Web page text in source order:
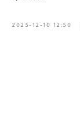
2025-12-10 12:50